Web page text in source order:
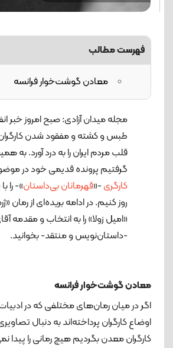
فهرست مطالب
معادن گوشت‌خوار فرانسه
مجله میدان آزادی: صبح امروز خبر
طبس و کشته و مفقود شدن
قلب مردم ایران را به درد آورد. به
گرفتیم پرونده قدیمی خود در
کارگری-«قهرمانان بی‌داستان»- را
روز کنیم. در ادامه بریده‌ای از رمان
«امیل زولا» را به انتخاب و مقدمه
-داستان‌نویس و منتقد- بخوانید.
معادن گوشت‌خوار فرانسه
اگر در میان رمان‌های مختلفی که در
اوضاع کارگران پرداخته‌اند به دنبال
کارگران معدن بگردیم هیچ رمانی را پیدا